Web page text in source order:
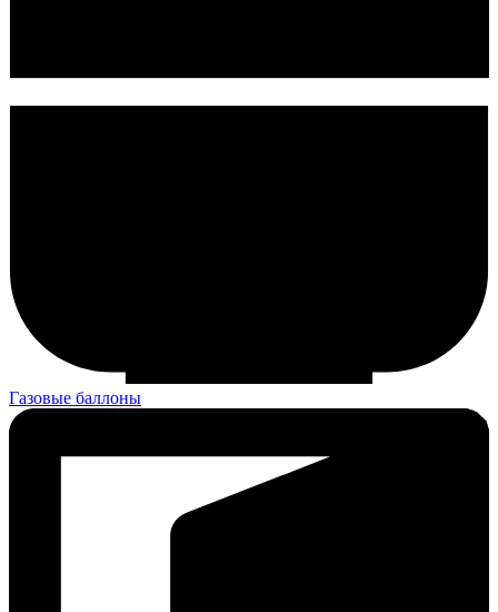
Газовые баллоны